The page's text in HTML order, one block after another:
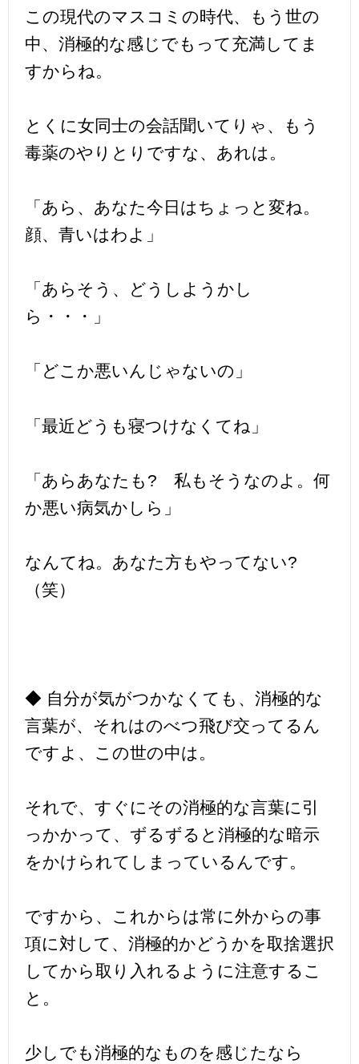
この現代のマスコミの時代、もう世の
中、消極的な感じでもって充満してま
すからね。
とくに女同士の会話聞いてりゃ、もう
毒薬のやりとりですな、あれは。
「あら、あなた今日はちょっと変ね。
顔、青いはわよ」
「あらそう、どうしようかし
ら・・・」
「どこか悪いんじゃないの」
「最近どうも寝つけなくてね」
「あらあなたも? 私もそうなのよ。何
か悪い病気かしら」
なんてね。あなた方もやってない?
（笑）
◆ 自分が気がつかなくても、消極的な
言葉が、それはのべつ飛び交ってるん
ですよ、この世の中は。
それで、すぐにその消極的な言葉に引
っかかって、ずるずると消極的な暗示
をかけられてしまっているんです。
ですから、これからは常に外からの事
項に対して、消極的かどうかを取捨選択
してから取り入れるように注意するこ
と。
少しでも消極的なものを感じたなら